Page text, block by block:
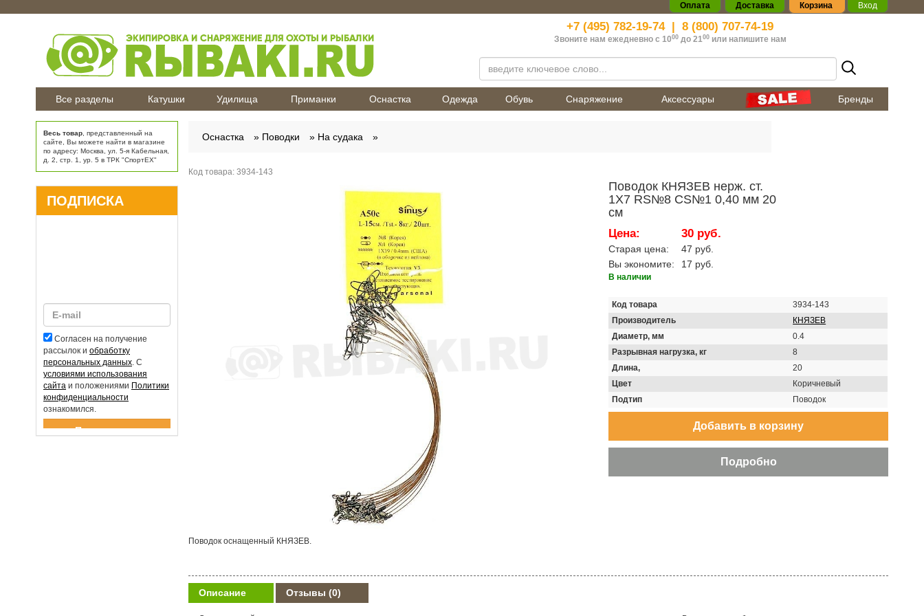
Оплата Доставка Корзина Вход
+7 (495) 782-19-74| 8 (800) 707-74-19
Звоните нам ежедневно с 1000до 2100 или напишите нам
Все разделы Катушки Удилища Приманки Оснастка Одежда Обувь Снаряжение Аксессуары Бренды
Оснастка Поводки На судака
Код товара: 3934-143
Поводок КНЯЗЕВ нерж. ст.
1X7 RS№8 CS№1 0,40 мм 20
см
Цена: 30 руб.
Старая цена:
47 руб.
Вы экономите:
17 руб.
В наличии
Код товара
3934-143
Производитель
КНЯЗЕВ
Диаметр, мм
0.4
Разрывная нагрузка, кг
8
Длина,
20
Цвет
Коричневый
Подтип
Поводок
Поводок оснащенный КНЯЗЕВ.
Описание Отзывы (0)
Весь товар , представленный на
сайте, Вы можете найти в магазине
по адресу: Москва, ул. 5-я Кабельная,
д. 2, стр. 1, ур. 5 в ТРК "СпортЕХ"
ПОДПИСКА
Согласен на получение
рассылок и обработку
персональных данных. С
условиями использования
сайта и положениями Политики
конфиденциальности
ознакомился.